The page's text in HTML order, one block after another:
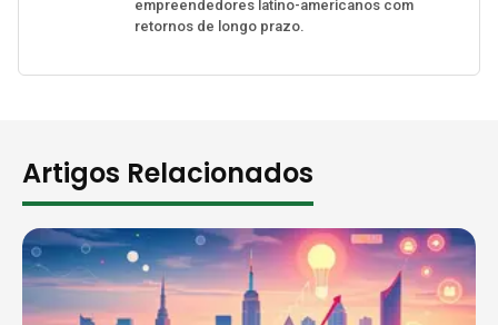
empreendedores latino-americanos com
retornos de longo prazo.
Artigos Relacionados